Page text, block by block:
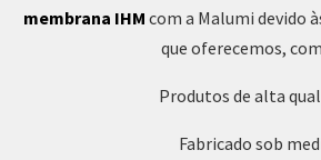
membrana IHM com a Malumi devido
que oferecemos,
Produtos de alta
Fabricado sob